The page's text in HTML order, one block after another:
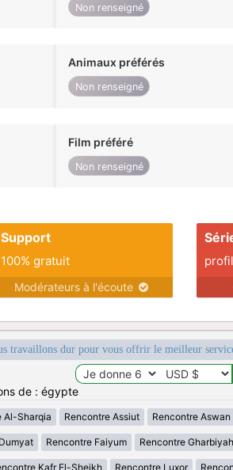
Non renseigné
Animaux préférés
Non renseigné
Film préféré
Non renseigné
Support
100% gratuit
Modérateurs à l'écoute
travaillons dur pour vous offrir le meilleur
de : égypte
Al-Sharqia Rencontre Assiut Rencontre Aswan
Rencontre Faiyum Rencontre Gharbiyah
Kafr El-Sheikh Rencontre Luxor